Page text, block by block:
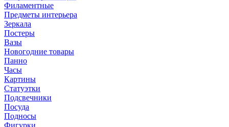
Филаментные
Предметы интерьера
Зеркала
Постеры
Вазы
Новогодние товары
Панно
Часы
Картины
Статуэтки
Подсвечники
Посуда
Подносы
Фигурки